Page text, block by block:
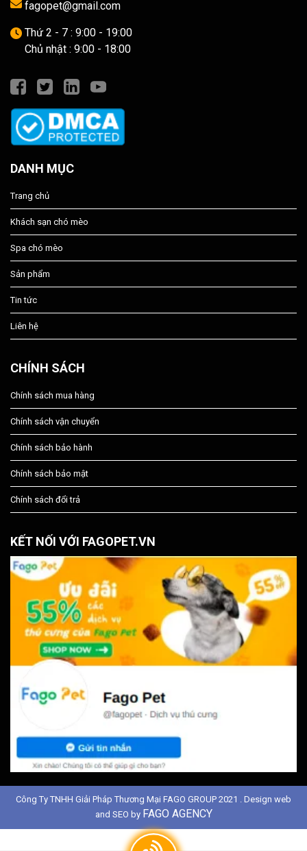
fagopet@gmail.com
Thứ 2 - 7 : 9:00 - 19:00
Chủ nhật : 9:00 - 18:00
DANH MỤC
Trang chủ
Khách sạn chó mèo
Spa chó mèo
Sản phẩm
Tin tức
Liên hệ
CHÍNH SÁCH
Chính sách mua hàng
Chính sách vận chuyển
Chính sách bảo hành
Chính sách bảo mật
Chính sách đổi trả
KẾT NỐI VỚI FAGOPET.VN
Công Ty TNHH Giải Pháp Thương Mại FAGO GROUP 2021 . Design web
and SEO by FAGO AGENCY